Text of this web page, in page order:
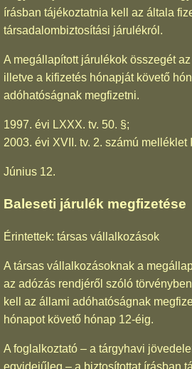
írásban tájékoztatnia kell az általa
társadalombiztosítási járulékról.
A megállapított járulékok összegét
illetve a kifizetés hónapját követő
adóhatóságnak megfizetni.
1997. évi LXXX. tv. 50. §;
2003. évi XVII. tv. 2. számú melléklet
Június 12.
Baleseti járulék megfizetése
Érintettek: társas vállalkozások
A társas vállalkozásoknak a
az adózás rendjéről szóló
kell az állami adóhatóságnak
hónapot követő hónap 12-éig.
A foglalkoztató – a tárgyhavi